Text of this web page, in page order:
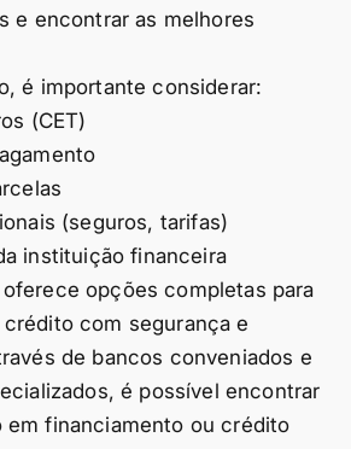
e encontrar as melhores
é importante considerar:
(CET)
(seguros, tarifas)
instituição financeira
oferece opções completas para
com segurança e
de bancos conveniados e
é possível encontrar
em financiamento ou crédito